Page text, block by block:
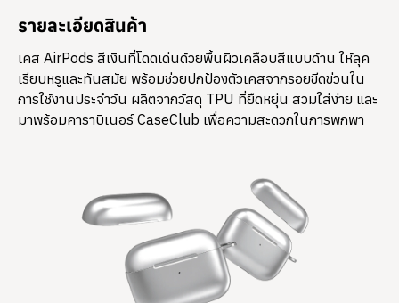
รายละเอียดสินค้า
เคส AirPods สีเงินที่โดดเด่นด้วยพื้นผิวเคลือบสีแบบด้าน ให้ลุค
เรียบหรูและทันสมัย พร้อมช่วยปกป้องตัวเคสจากรอยขีดข่วนใน
การใช้งานประจำวัน ผลิตจากวัสดุ TPU ที่ยืดหยุ่น สวมใส่ง่าย และ
มาพร้อมคาราบิเนอร์ CaseClub เพื่อความสะดวกในการพกพา